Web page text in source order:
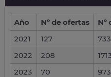
Año Nº de ofertas
Nº
2021
127
733
2022
208
2023
70
973